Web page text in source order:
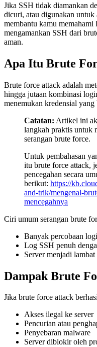
Jika SSH tidak diamankan
dicuri, atau digunakan
membantu kamu
mengamankan SSH dari
aman.
Apa Itu Brute
Brute force attack adalah
hingga jutaan kombinasi
menemukan kredensial yang
Catatan: Artikel ini
langkah praktis untuk
serangan brute force.
Untuk pembahasan
itu brute force attack,
pencegahan secara
berikut: https://
and-trik/mengenal-
mencegahnya
Ciri umum serangan brute
Banyak percobaan
Log SSH penuh
Server menjadi
Dampak Brute
Jika brute force attack
Akses ilegal ke server
Pencurian atau
Penyebaran malware
Server diblokir oleh